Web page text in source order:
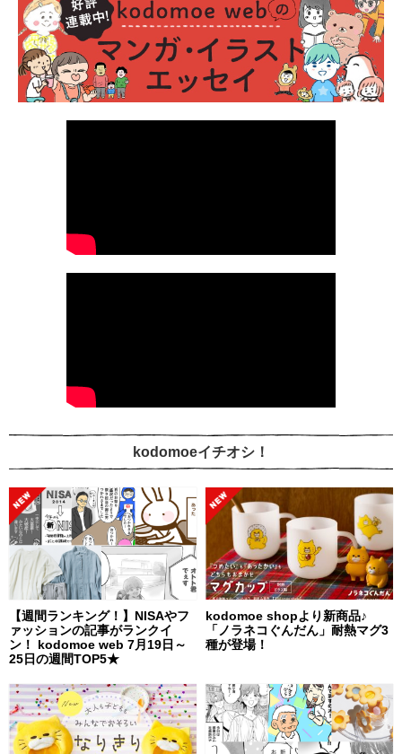
kodomoeイチオシ！
【週間ランキング！】NISAやフ
ァッションの記事がランクイ
ン！ kodomoe web 7月19日～
25日の週間TOP5★
kodomoe shopより新商品♪
「ノラネコぐんだん」耐熱マグ3
種が登場！